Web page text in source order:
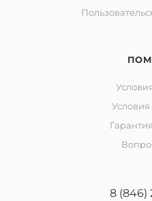
Условия
8 (846)